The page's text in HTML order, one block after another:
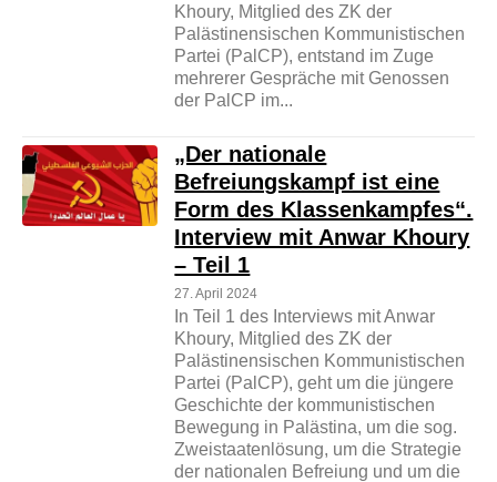
Khoury, Mitglied des ZK der
Palästinensischen Kommunistischen
Partei (PalCP), entstand im Zuge
mehrerer Gespräche mit Genossen
der PalCP im...
„Der nationale
Befreiungskampf ist eine
Form des Klassenkampfes“.
Interview mit Anwar Khoury
– Teil 1
27. April 2024
In Teil 1 des Interviews mit Anwar
Khoury, Mitglied des ZK der
Palästinensischen Kommunistischen
Partei (PalCP), geht um die jüngere
Geschichte der kommunistischen
Bewegung in Palästina, um die sog.
Zweistaatenlösung, um die Strategie
der nationalen Befreiung und um die